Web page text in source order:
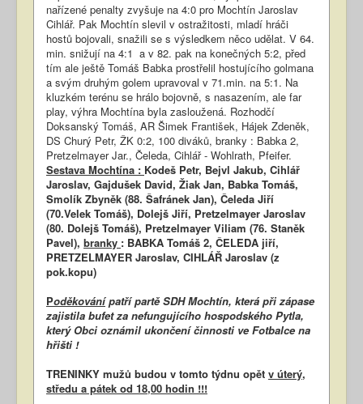
nařízené penalty zvyšuje na 4:0 pro Mochtín Jaroslav
Cihlář. Pak Mochtín slevil v ostražitosti, mladí hráči
hostů bojovali, snažili se s výsledkem něco udělat. V 64.
min. snižují na 4:1 a v 82. pak na konečných 5:2, před
tím ale ještě Tomáš Babka prostřelil hostujícího golmana
a svým druhým golem upravoval v 71.min. na 5:1. Na
kluzkém terénu se hrálo bojovně, s nasazením, ale far
play, výhra Mochtína byla zasloužená. Rozhodčí
Doksanský Tomáš, AR Šimek František, Hájek Zdeněk,
DS Churý Petr, ŽK 0:2, 100 diváků, branky : Babka 2,
Pretzelmayer Jar., Čeleda, Cihlář - Wohlrath, Pfeifer.
Sestava Mochtína : Kodeš Petr, Bejvl Jakub, Cihlář
Jaroslav, Gajdušek David, Žiak Jan, Babka Tomáš,
Smolík Zbyněk (88. Šafránek Jan), Čeleda Jiří
(70.Velek Tomáš), Dolejš Jiří, Pretzelmayer Jaroslav
(80. Dolejš Tomáš), Pretzelmayer Viliam (76. Staněk
Pavel), branky : BABKA Tomáš 2, ČELEDA jiří,
PRETZELMAYER Jaroslav, CIHLÁŘ Jaroslav (z
pok.kopu)
Poděkovánípatří partě SDH Mochtín, která při zápase
zajistila bufet za nefungujícího hospodského Pytla,
který Obci oznámil ukončení činnosti ve Fotbalce na
hřišti !
TRENINKY mužů budou v tomto týdnu opět v úterý,
středu a pátek od 18,00 hodin !!!